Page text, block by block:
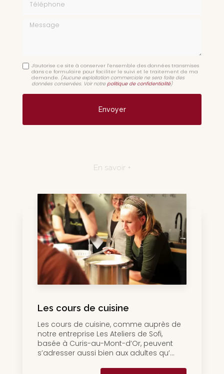
Message
J'autorise ce site à conserver l'ensemble des données transmises
dans ce formulaire pour faciliter le suivi et le traitement de ma
demande. (Aucune exploitation commerciale ne sera faite des
données conservées. Voir notre politique de confidentialité)
En savoir +
Les cours de cuisine
Les cours de cuisine, comme auprès de
notre entreprise Les Ateliers de Sofi,
basée à Curis-au-Mont-d’Or, peuvent
s’adresser aussi bien aux adultes qu’...